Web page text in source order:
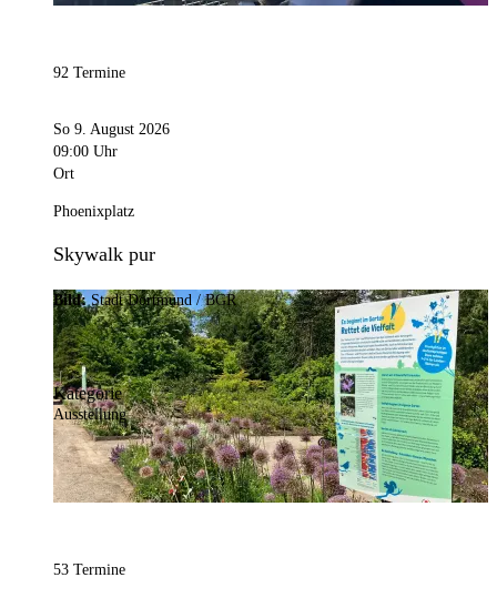
92 Termine
So 9. August 2026
09:00 Uhr
Ort
Phoenixplatz
Skywalk pur
Bild: Stadt Dortmund / BGR
Kategorie
Ausstellung
53 Termine